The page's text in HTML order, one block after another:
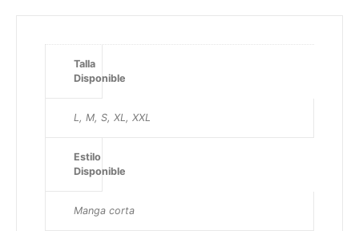
Talla
Disponible
L, M, S, XL, XXL
Estilo
Disponible
Manga corta